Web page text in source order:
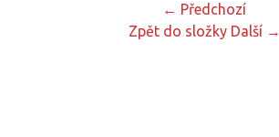
← Předchozí
Zpět do složky Další →